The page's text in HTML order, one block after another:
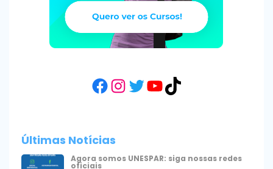
Facebook
Instagram
Twitter
YouTube
TikTok
Últimas Notícias
Agora somos UNESPAR: siga nossas redes
oficiais